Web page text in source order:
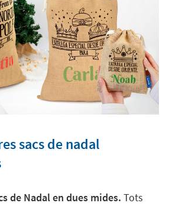
sacs de nadal
de Nadal en dues mides. Tots